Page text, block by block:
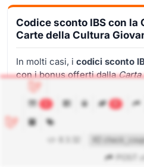
Codice sconto IBS con la
Carte della Cultura
In molti casi, i codici sconto
con i bonus offerti dallaCarta
Carta della Cultura Giovani
Tuttavia, è consigliabile
specifiche di ciascun codice
contattare il servizio clienti
informazioni più dettagliate.
POST